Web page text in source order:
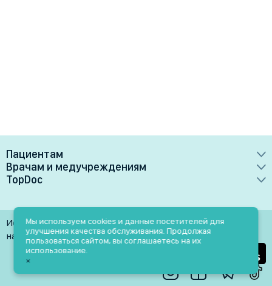
Пациентам
Врачи
Клиники
Лаборатории
Услуги
Блог
Акции и скидки
Врачам и медучреждениям
Преимущества
Медучреждениям
Врачам
TopDoc
Контакты
Помощь
Использование материалов разрешено только при
наличии активной ссылки на источник
Мы используем cookies и данные посетителей для
улучшения качества обслуживания. Продолжая
пользоваться сайтом, вы соглашаетесь на их
использование.
×